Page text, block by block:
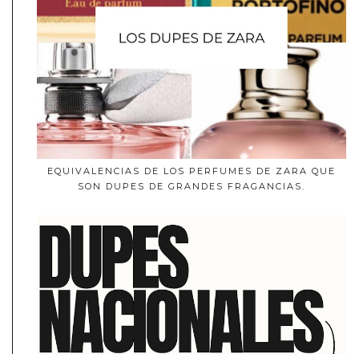
EQUIVALENCIAS DE LOS PERFUMES DE ZARA QUE
SON DUPES DE GRANDES FRAGANCIAS.